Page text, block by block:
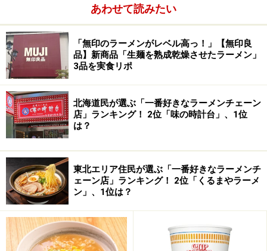
花椒の「麻」の痺れる辛さと、唐辛子の「辣」の辛さが
強く、辛さに耐性のある私でも結構痺れた。実際に食べ
終えると気さくな店員さんから「辛くなかったですか？
よく食べられましたね？」と言われたのである。その
「刺激」としては、強烈で私はここの辛さを基準に「汁
なし担々麺」を食べ歩くようになった。今回紹介する中
では一番辛い。
あわせて読みたい
「無印のラーメンがレベル高っ！」【無印良
品】新商品「生麺を熟成乾燥させたラーメン」
3品を実食リポ
北海道民が選ぶ「一番好きなラーメンチェーン
店」ランキング！ 2位「味の時計台」、1位
は？
東北エリア住民が選ぶ「一番好きなラーメンチ
ェーン店」ランキング！ 2位「くるまやラーメ
ン」、1位は？